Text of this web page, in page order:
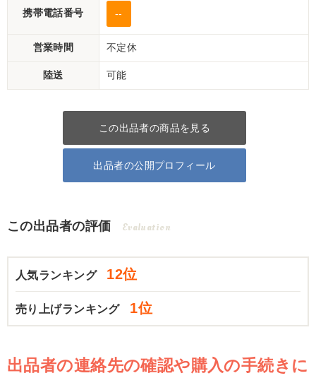
携帯電話番号 --
営業時間 不定休
陸送 可能
この出品者の商品を見る
出品者の公開プロフィール
この出品者の評価 Evaluation
人気ランキング 12位
売り上げランキング 1位
出品者の連絡先の確認や購入の手続きに